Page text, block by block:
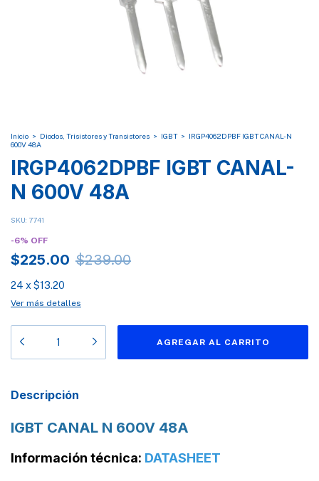
Inicio > Diodos, Trisistores y Transistores > IGBT > IRGP4062DPBF IGBT CANAL-N
600V 48A
IRGP4062DPBF IGBT CANAL-
N 600V 48A
SKU: 7741
-6% OFF
$225.00 $239.00
24 x $13.20
Ver más detalles
Descripción
IGBT CANAL N 600V 48A
Información técnica: DATASHEET